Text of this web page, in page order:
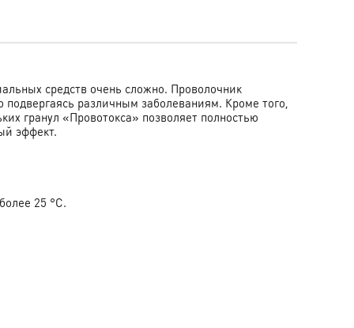
средств очень сложно. Проволочник
подвергаясь различным заболеваниям. Кроме того,
гранул «Провотокса» позволяет полностью
эффект.
25 °С.